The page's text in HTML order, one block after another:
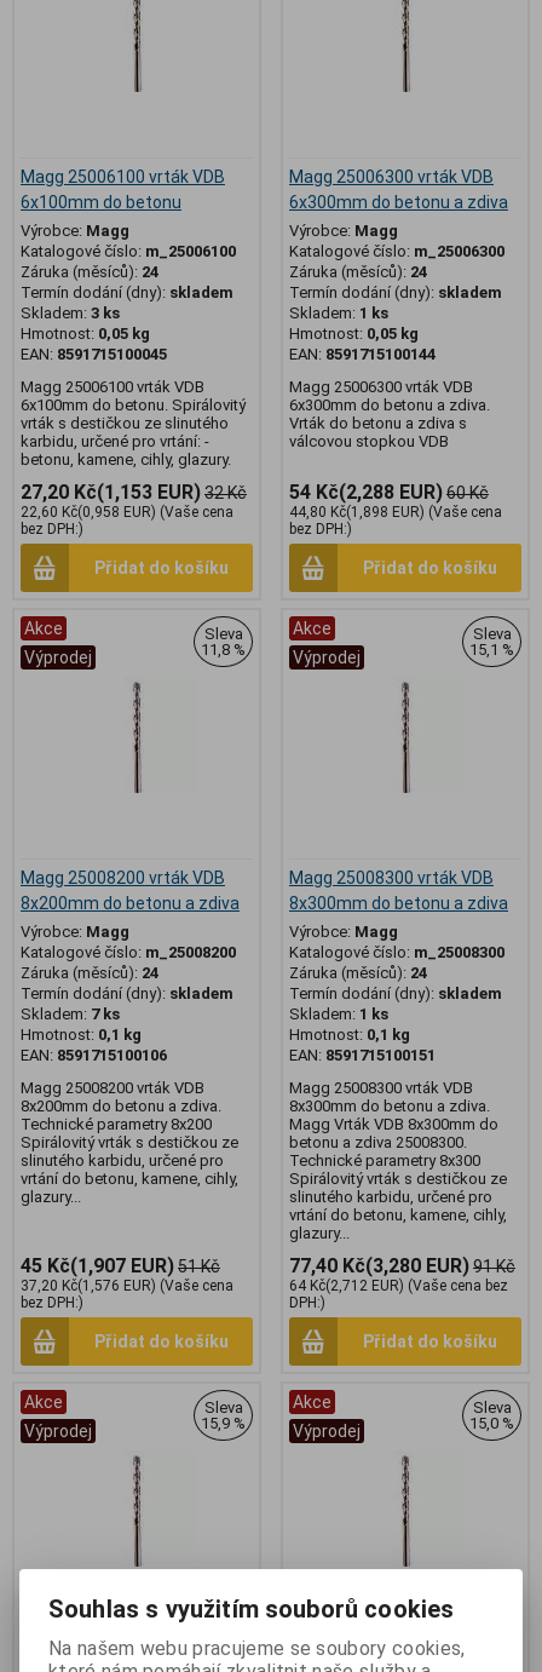
Magg 25006100 vrták VDB
6x100mm do betonu
Výrobce: Magg
Katalogové číslo: m_25006100
Záruka (měsíců): 24
Termín dodání (dny): skladem
Skladem: 3 ks
Hmotnost: 0,05 kg
EAN: 8591715100045
Magg 25006100 vrták VDB
6x100mm do betonu. Spirálovitý
vrták s destičkou ze slinutého
karbidu, určené pro vrtání: -
betonu, kamene, cihly, glazury.
27,20 Kč(1,153 EUR)32 Kč
22,60 Kč(0,958 EUR) (Vaše cena
bez DPH:)
Přidat do košíku
Magg 25006300 vrták VDB
6x300mm do betonu a zdiva
Výrobce: Magg
Katalogové číslo: m_25006300
Záruka (měsíců): 24
Termín dodání (dny): skladem
Skladem: 1 ks
Hmotnost: 0,05 kg
EAN: 8591715100144
Magg 25006300 vrták VDB
6x300mm do betonu a zdiva.
Vrták do betonu a zdiva s
válcovou stopkou VDB
54 Kč(2,288 EUR)60 Kč
44,80 Kč(1,898 EUR) (Vaše cena
bez DPH:)
Přidat do košíku
Akce
Výprodej
Sleva
11,8 %
Magg 25008200 vrták VDB
8x200mm do betonu a zdiva
Výrobce: Magg
Katalogové číslo: m_25008200
Záruka (měsíců): 24
Termín dodání (dny): skladem
Skladem: 7 ks
Hmotnost: 0,1 kg
EAN: 8591715100106
Magg 25008200 vrták VDB
8x200mm do betonu a zdiva.
Technické parametry 8x200
Spirálovitý vrták s destičkou ze
slinutého karbidu, určené pro
vrtání do betonu, kamene, cihly,
glazury...
45 Kč(1,907 EUR)51 Kč
37,20 Kč(1,576 EUR) (Vaše cena
bez DPH:)
Přidat do košíku
Akce
Výprodej
Sleva
15,1 %
Magg 25008300 vrták VDB
8x300mm do betonu a zdiva
Výrobce: Magg
Katalogové číslo: m_25008300
Záruka (měsíců): 24
Termín dodání (dny): skladem
Skladem: 1 ks
Hmotnost: 0,1 kg
EAN: 8591715100151
Magg 25008300 vrták VDB
8x300mm do betonu a zdiva.
Magg Vrták VDB 8x300mm do
betonu a zdiva 25008300.
Technické parametry 8x300
Spirálovitý vrták s destičkou ze
slinutého karbidu, určené pro
vrtání do betonu, kamene, cihly,
glazury...
77,40 Kč(3,280 EUR)91 Kč
64 Kč(2,712 EUR) (Vaše cena bez
DPH:)
Přidat do košíku
Akce
Výprodej
Sleva
15,9 %
Magg 25014200 Vrták VDB
Akce
Výprodej
Sleva
15,0 %
Magg 25010120 vrták VDB
Souhlas s využitím souborů cookies
Na našem webu pracujeme se soubory cookies,